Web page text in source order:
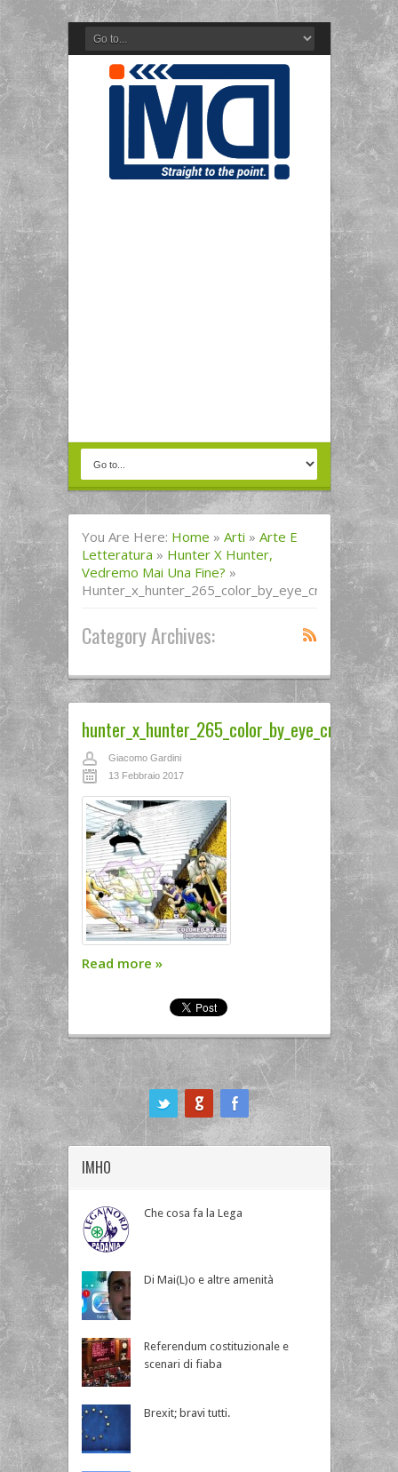
You Are Here: Home » Arti » Arte E
Letteratura » Hunter X Hunter,
Vedremo Mai Una Fine? »
Hunter_x_hunter_265_color_by_eye_cross
Category Archives:
hunter_x_hunter_265_color_by_eye_cross
Giacomo Gardini
13 Febbraio 2017
Read more »
IMHO
Che cosa fa la Lega
Di Mai(L)o e altre amenità
Referendum costituzionale e
scenari di fiaba
Brexit; bravi tutti.